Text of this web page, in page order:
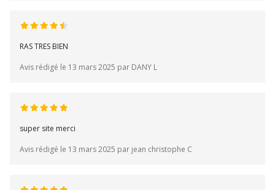
RAS TRES BIEN
Avis rédigé le 13 mars 2025 par DANY L
super site merci
Avis rédigé le 13 mars 2025 par jean christophe C